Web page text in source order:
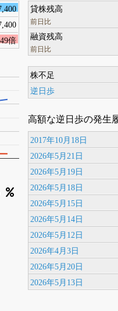
倍
貸株残高
前日比
融資残高
前日比
株不足
逆日歩
高額な逆日歩の発生
2017年10月18日
2026年5月21日
2026年5月19日
2026年5月18日
2026年5月15日
2026年5月14日
2026年5月12日
2026年4月3日
2026年5月20日
2026年5月13日